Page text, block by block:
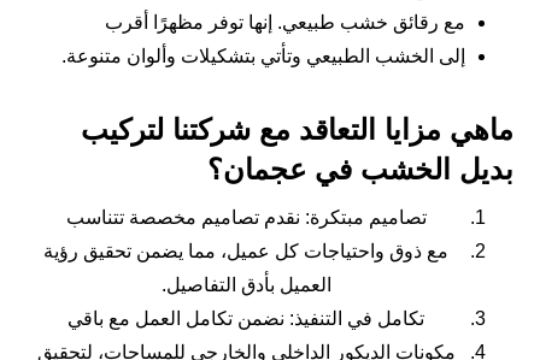
مع رقائق خشب طبيعي. إنها توفر مظهرًا أقرب
إلى الخشب الطبيعي وتأتي بتشكيلات وألوان متنوعة.
ماهي مزايا التعاقد مع شركتنا لتركيب
بديل الخشب في عجمان؟
تصاميم مبتكرة: نقدم تصاميم مخصصة تتناسب
مع ذوق واحتياجات كل عميل، مما يضمن تحقيق رؤية
العميل بأدق التفاصيل.
تكامل في التنفيذ: نضمن تكامل العمل مع باقي
مكونات الديكور الداخلي والخارجي للمساحات، لتحقيق